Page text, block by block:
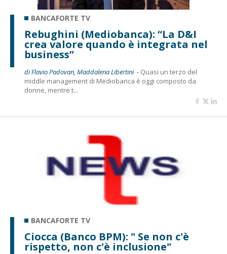
BANCAFORTE TV
Rebughini (Mediobanca): “La D&I
crea valore quando è integrata nel
business”
di Flavio Padovan, Maddalena Libertini - Quasi un terzo del
middle management di Mediobanca è oggi composto da
donne, mentre t...
BANCAFORTE TV
Ciocca (Banco BPM): " Se non c'è
rispetto, non c'è inclusione"